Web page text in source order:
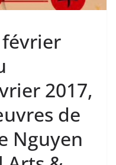
2017,
de
Nguyen